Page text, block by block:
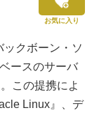
お気に入り
クボーン・ソ
ースのサーバ
この提携によ
Linux』、デ